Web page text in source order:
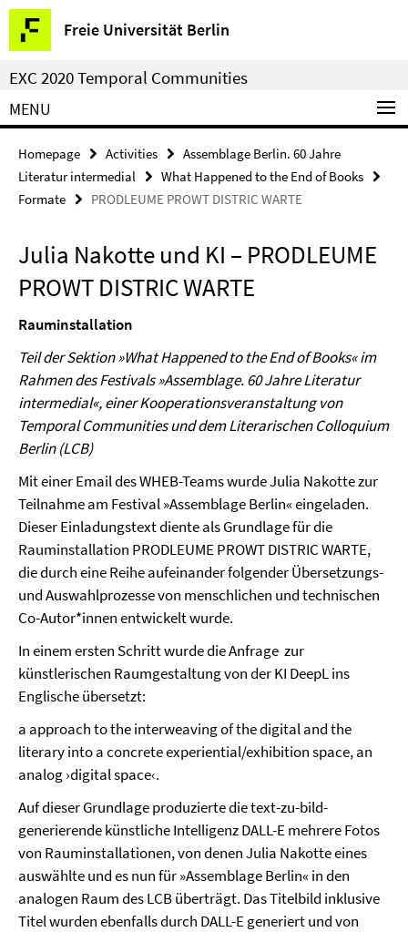
Springe
direkt
zu
Inhalt
Freie Universität Berlin
Service
Navigation
EXC 2020 Temporal Communities
MENU
Homepage Activities
Assemblage Berlin. 60 Jahre
Literatur intermedial
What Happened to the End of Books
Formate
PRODLEUME PROWT DISTRIC WARTE
Julia Nakotte und KI – PRODLEUME
PROWT DISTRIC WARTE
Rauminstallation
Teil der Sektion »What Happened to the End of Books« im
Rahmen des Festivals »Assemblage. 60 Jahre Literatur
intermedial«, einer Kooperationsveranstaltung von
Temporal Communities und dem Literarischen Colloquium
Berlin (LCB)
Mit einer Email des WHEB-Teams wurde Julia Nakotte zur
Teilnahme am Festival »Assemblage Berlin« eingeladen.
Dieser Einladungstext diente als Grundlage für die
Rauminstallation PRODLEUME PROWT DISTRIC WARTE,
die durch eine Reihe aufeinander folgender Übersetzungs-
und Auswahlprozesse von menschlichen und technischen
Co-Autor*innen entwickelt wurde.
In einem ersten Schritt wurde die Anfrage zur
künstlerischen Raumgestaltung von der KI DeepL ins
Englische übersetzt:
a approach to the interweaving of the digital and the
literary into a concrete experiential/exhibition space, an
analog ›digital space‹.
Auf dieser Grundlage produzierte die text-zu-bild-
generierende künstliche Intelligenz DALL-E mehrere Fotos
von Rauminstallationen, von denen Julia Nakotte eines
auswählte und es nun für »Assemblage Berlin« in den
analogen Raum des LCB überträgt. Das Titelbild inklusive
Titel wurden ebenfalls durch DALL-E generiert und von